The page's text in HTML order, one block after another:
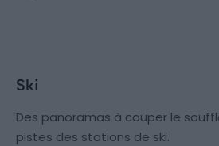
Ski
Des panoramas à couper le
pistes des stations de ski.